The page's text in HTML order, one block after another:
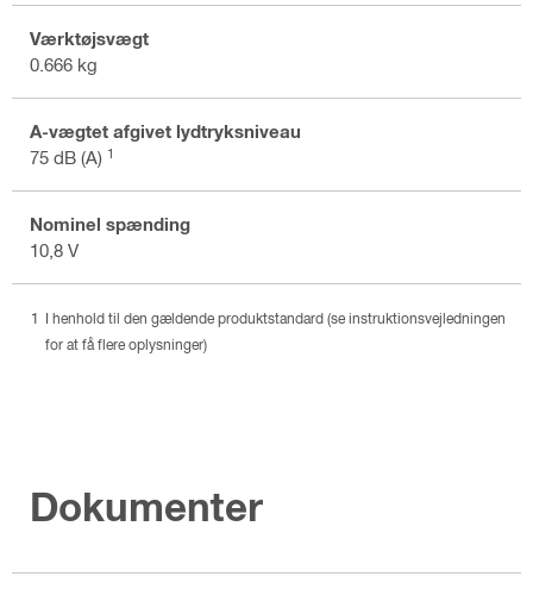
Værktøjsvægt
0.666 kg
A-vægtet afgivet lydtryksniveau
75 dB (A) 1
Nominel spænding
10,8 V
I henhold til den gældende produktstandard (se instruktionsvejledningen
for at få flere oplysninger)
Dokumenter